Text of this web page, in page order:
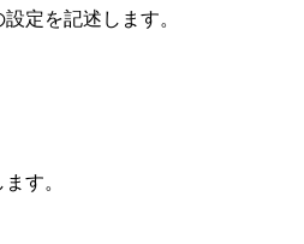
定を記述します。
す。